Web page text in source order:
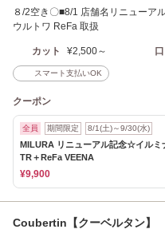
８/2空き〇■8/1 店舗名リニューア
ウルトワ ReFa 取扱
カット ¥2,500～
スマート支払いOK
クーポン
全員 期間限定 8/1(土)～9/30(水)
MILURA リニューアル記念☆イルミ
TR＋ReFa VEENA
¥9,900
Coubertin【クーベルタン】